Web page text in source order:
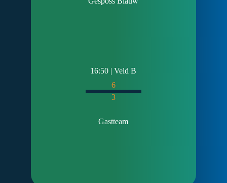
16:50 | Veld B
6
3
Gastteam